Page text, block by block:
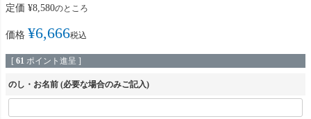
定価 ¥8,580のところ
価格 ¥6,666税込
[ 61 ポイント進呈 ]
のし・お名前 (必要な場合のみご記入)